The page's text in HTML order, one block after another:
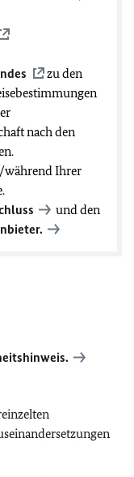
zu den
nach den
während Ihrer
und den